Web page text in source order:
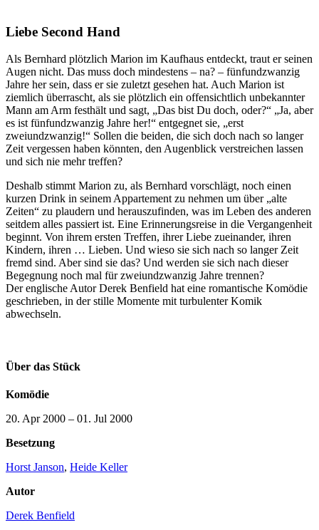
Liebe Second Hand
Als Bernhard plötzlich Marion im Kaufhaus entdeckt, traut er seinen
Augen nicht. Das muss doch mindestens – na? – fünfundzwanzig
Jahre her sein, dass er sie zuletzt gesehen hat. Auch Marion ist
ziemlich überrascht, als sie plötzlich ein offensichtlich unbekannter
Mann am Arm festhält und sagt, „Das bist Du doch, oder?“ „Ja, aber
es ist fünfundzwanzig Jahre her!“ entgegnet sie, „erst
zweiundzwanzig!“ Sollen die beiden, die sich doch nach so langer
Zeit vergessen haben könnten, den Augenblick verstreichen lassen
und sich nie mehr treffen?
Deshalb stimmt Marion zu, als Bernhard vorschlägt, noch einen
kurzen Drink in seinem Appartement zu nehmen um über „alte
Zeiten“ zu plaudern und herauszufinden, was im Leben des anderen
seitdem alles passiert ist. Eine Erinnerungsreise in die Vergangenheit
beginnt. Von ihrem ersten Treffen, ihrer Liebe zueinander, ihren
Kindern, ihren … Lieben. Und wieso sie sich nach so langer Zeit
fremd sind. Aber sind sie das? Und werden sie sich nach dieser
Begegnung noch mal für zweiundzwanzig Jahre trennen?
Der englische Autor Derek Benfield hat eine romantische Komödie
geschrieben, in der stille Momente mit turbulenter Komik
abwechseln.
Über das Stück
Komödie
20. Apr 2000 – 01. Jul 2000
Besetzung
Horst Janson, Heide Keller
Autor
Derek Benfield